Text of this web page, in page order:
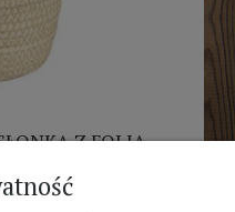
Z FOLIĄ